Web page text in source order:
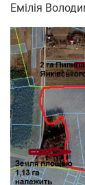
Емілія